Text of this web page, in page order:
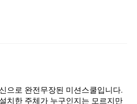
으로 완전무장된 미션스쿨입니다.
치한 주체가 누구인지는 모르지만